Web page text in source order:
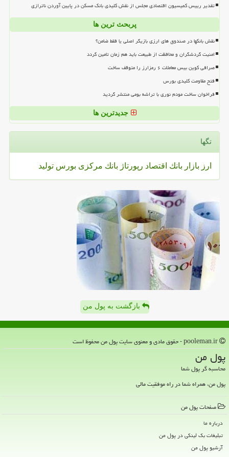
تقدیر رییس کمیسیون اقتصادی مجلس از نقش کلیدی بانک مسکن در پایین آوردن ناترازی
پربحث ترین ها
نقش بانکها در صندوق های ارزی بازیگر اصلی یا فقط ضامن؟
امنیت گردشگران و محافظت از طبیعت باید هم زمان تامین گردد
صرافی کوین بیس معاملات ۶ رمزارز را متوقف ساخت
فتح مقاومت کلیدی بورس
فراخوان ساخت مودم نوری با تراشه بومی منتشر گردید
جدیدترین ها
تگها
ارز بازار بانك اقتصاد رپورتاژ بانك مركزی بورس تولید
بازگشت به پول من
پول من
محاسبه گر پول شما
پول من، همراه شما در راه موفقیت مالی
صفحات پول من
درباره ما
تبلیغات بک لینکی در پول من
آرشیو پول من